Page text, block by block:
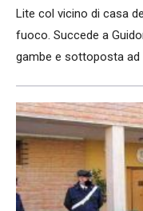
Lite col vicino di casa
fuoco. Succede a
gambe e sottoposta ad